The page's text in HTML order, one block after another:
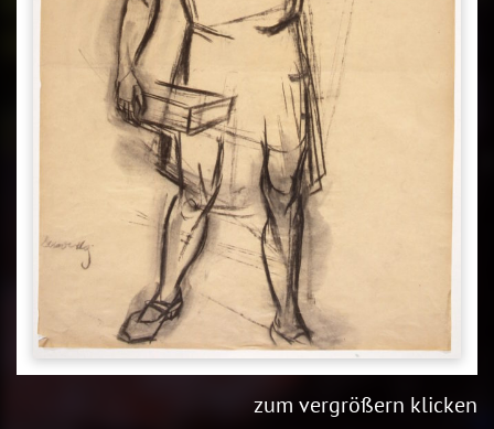
zum vergrößern klicken